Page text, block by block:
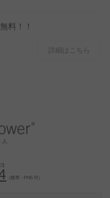
料！！
詳細はこちら
（携帯・PHS 可）